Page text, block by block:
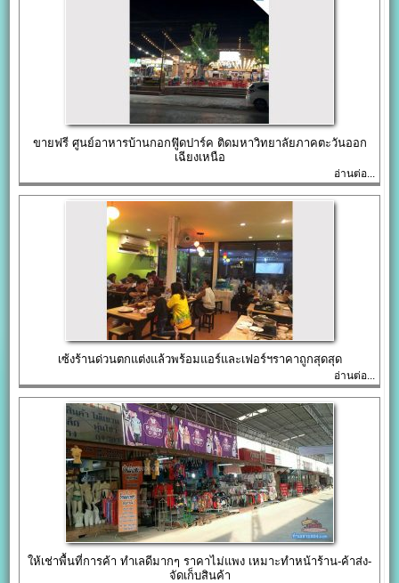
ขายฟรี ศูนย์อาหารบ้านกอกฟู๊ดปาร์ค ติดมหาวิทยาลัยภาคตะวันออก
เฉียงเหนือ
อ่านต่อ...
เซ้งร้านด่วนตกแต่งแล้วพร้อมแอร์และเฟอร์ฯราคาถูกสุดสุด
อ่านต่อ...
ให้เช่าพื้นที่การค้า ทำเลดีมากๆ ราคาไม่แพง เหมาะทำหน้าร้าน-ค้าส่ง-
จัดเก็บสินค้า